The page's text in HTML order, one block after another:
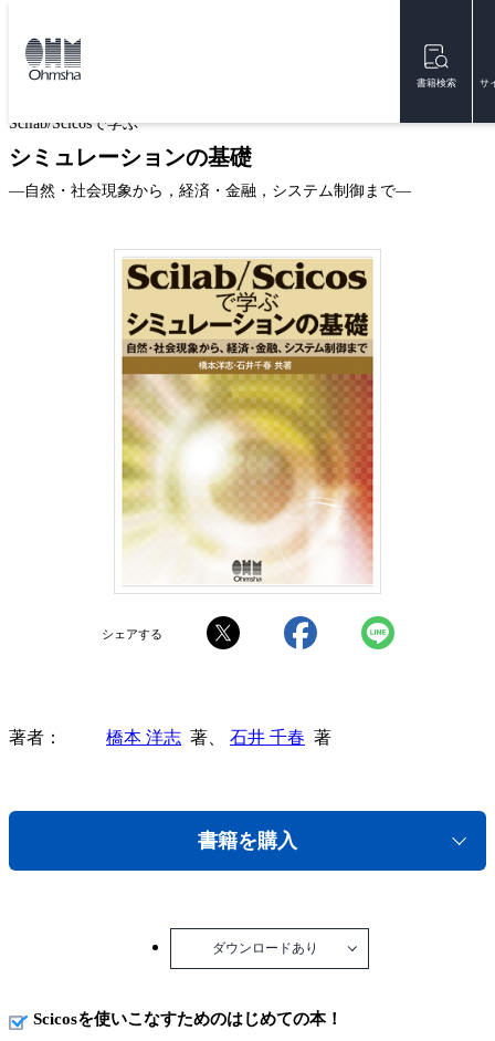
書籍検索 サ
トップ
Scilab/Scicosで学ぶ
シミュレーションの基礎
—自然・社会現象から，経済・金融，システム制御まで—
シェアする
著者 橋本 洋志 著、 石井 千春 著
書籍を購入
ダウンロードあり
Scicosを使いこなすためのはじめての本！